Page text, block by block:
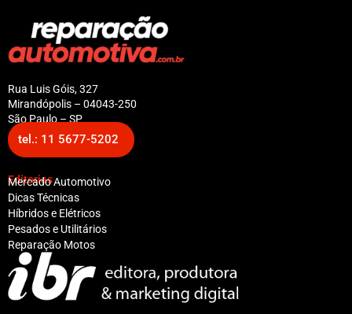
Rua Luis Góis, 327
Mirandópolis – 04043-250
São Paulo – SP
tel.: 11 5677-5202
Editorias
Mercado Automotivo
Dicas Técnicas
Híbridos e Elétricos
Pesados e Utilitários
Reparação Motos